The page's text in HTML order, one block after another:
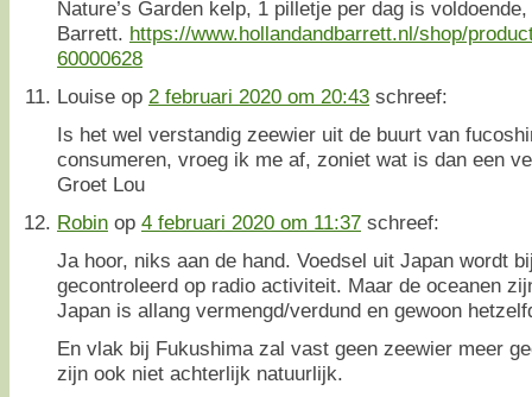
Nature’s Garden kelp, 1 pilletje per dag is
Barrett. https://www.hollandandbarrett.nl/shop/
60000628
Louise op 2 februari 2020 om 20:43 schreef:
Is het wel verstandig zeewier uit de buurt van
consumeren, vroeg ik me af, zoniet wat is dan een
Groet Lou
Robin op 4 februari 2020 om 11:37 schreef:
Ja hoor, niks aan de hand. Voedsel uit Japan wordt
gecontroleerd op radio activiteit. Maar de oceanen
Japan is allang vermengd/verdund en gewoon
En vlak bij Fukushima zal vast geen zeewier meer
zijn ook niet achterlijk natuurlijk.